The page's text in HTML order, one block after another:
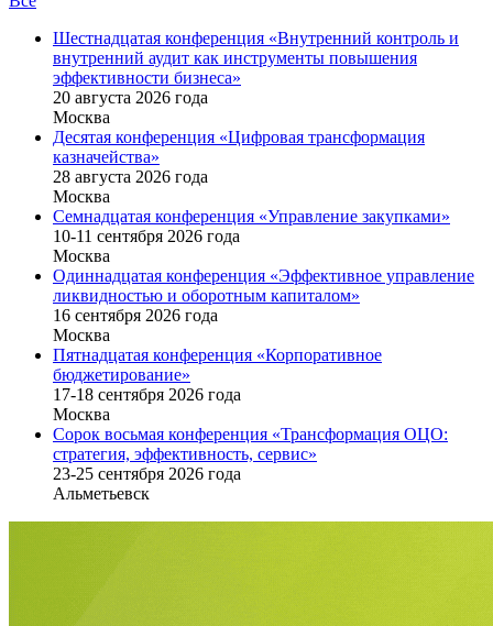
Шестнадцатая конференция «Внутренний контроль и
внутренний аудит как инструменты повышения
эффективности бизнеса»
20 августа 2026 года
Москва
Десятая конференция «Цифровая трансформация
казначейства»
28 августа 2026 года
Москва
Семнадцатая конференция «Управление закупками»
10-11 сентября 2026 года
Москва
Одиннадцатая конференция «Эффективное управление
ликвидностью и оборотным капиталом»
16 cентября 2026 года
Москва
Пятнадцатая конференция «Корпоративное
бюджетирование»
17-18 сентября 2026 года
Москва
Сорок восьмая конференция «Трансформация ОЦО:
стратегия, эффективность, сервис»
23-25 сентября 2026 года
Альметьевск